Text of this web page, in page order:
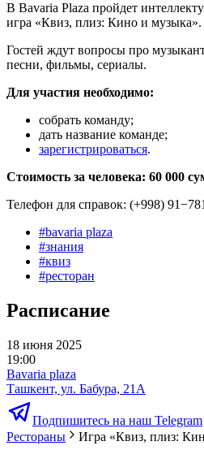
В Bavaria Plaza пройдет
игра «Квиз, плиз: Кино и музыка».
Гостей ждут вопросы про
песни, фильмы, сериалы.
Для участия необходимо:
собрать команду;
дать название команде;
зарегистрироваться.
Стоимость за человека: 60 000
Телефон для справок: (+998)
#bavaria plaza
#знания
#квиз
#ресторан
Расписание
18 июня 2025
19:00
Bavaria plaza
Ташкент, ул. Бабура, 21А
Подпишитесь на наш Telegram
Рестораны
Игра «Квиз, плиз: